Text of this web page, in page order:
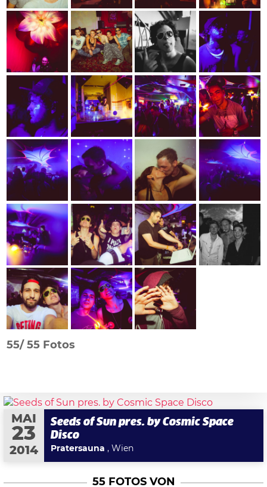
55/55 Fotos
MAI
23
2014
Seeds of Sun pres. by Cosmic Space
Disco
Pratersauna , Wien
55 FOTOS VON